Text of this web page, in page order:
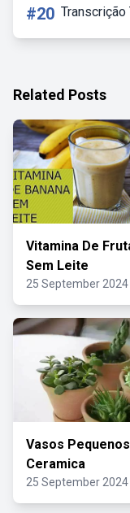
#20 Transcrição
Related Posts
Vitamina De
Sem Leite
25 September 2024
Vasos
Ceramica
25 September 2024